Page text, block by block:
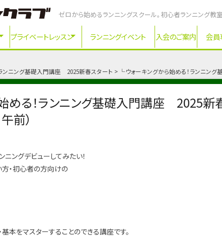
ゼロから始めるランニングスクール。初心者ランニング教
プライベートレッスン ランニングイベント 入会のご案内 会員
ンニング基礎入門講座 2025新春スタート └ウォーキングから始める！ランニン
める！ランニング基礎入門講座 2025新
前）
ニングデビューしてみたい！
・初心者の方向けの
本をマスターすることのできる講座です。